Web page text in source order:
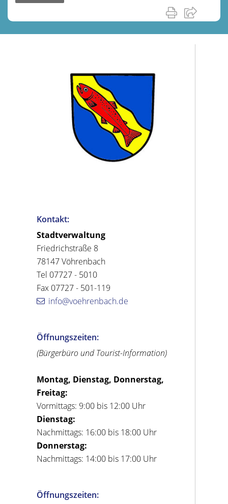
Kontakt:
Stadtverwaltung
Friedrichstraße 8
78147 Vöhrenbach
Tel 07727 - 5010
Fax 07727 - 501-119
info@voehrenbach.de
Öffnungszeiten:
(Bürgerbüro und Tourist-Information)
Montag, Dienstag, Donnerstag,
Freitag:
Vormittags: 9:00 bis 12:00 Uhr
Dienstag:
Nachmittags: 16:00 bis 18:00 Uhr
Donnerstag:
Nachmittags: 14:00 bis 17:00 Uhr
Öffnungszeiten: